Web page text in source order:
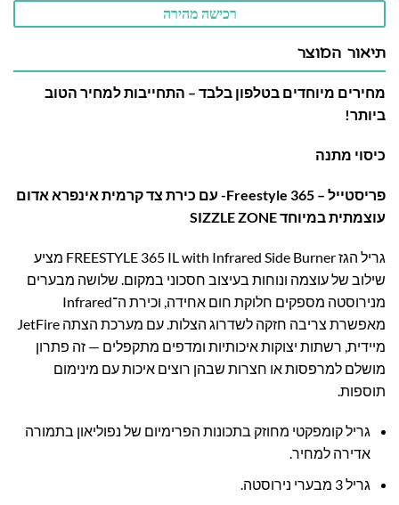
רכישה מהירה
תיאור המוצר
מחירים מיוחדים בטלפון בלבד – התחייבות למחיר הטוב
ביותר!
כיסוי מתנה
פריסטייל – 365 Freestyle- עם כירת צד קרמית אינפרא אדום
עוצמתית במיוחד SIZZLE ZONE
גריל הגז FREESTYLE 365 IL with Infrared Side Burner מציע
שילוב של עוצמה ונוחות בעיצוב חסכוני במקום. שלושה מבערים
מנירוסטה מספקים חלוקת חום אחידה, וכירת ה־Infrared
מאפשרת צריבה חזקה לשדרוג הצלות. עם מערכת הצתה JetFire
מיידית, רשתות יצוקות איכותיות ומדפים מתקפלים — זה פתרון
מושלם למרפסות או חצרות שבהן רוצים איכות עם מינימום
תוספות.
גריל קומפקטי מחוזק בתכונות הפרימיום של נפוליאון בתמורה
אדירה למחיר.
גריל 3 מבערי נירוסטה.